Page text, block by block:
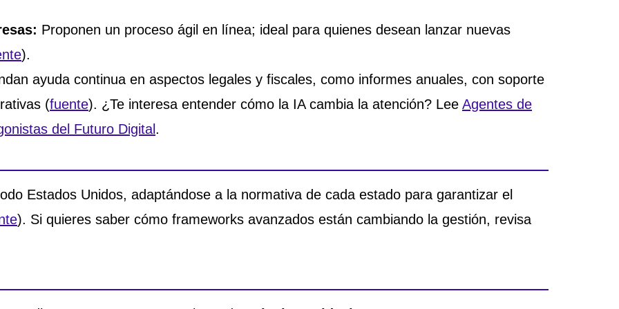
Proponen un proceso ágil en línea; ideal para quienes desean lanzar nuevas
).
ayuda continua en aspectos legales y fiscales, como informes anuales, con soporte
(fuente). ¿Te interesa entender cómo la IA cambia la atención? Lee Agentes de
del Futuro Digital .
Estados Unidos, adaptándose a la normativa de cada estado para garantizar el
). Si quieres saber cómo frameworks avanzados están cambiando la gestión, revisa